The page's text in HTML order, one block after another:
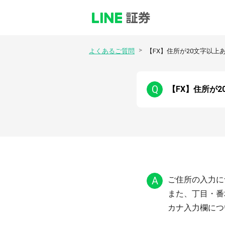
よくあるご質問 > 【FX】住所が20文字以
Q 【FX】住所が
A
ご住所の入力
また、丁目・